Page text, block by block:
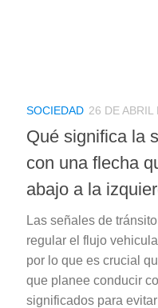
SOCIEDAD 26 DE ABRIL
Qué significa la
con una flecha
abajo a la
Las señales de
regular el flujo
por lo que es crucial
que planee conducir
significados para